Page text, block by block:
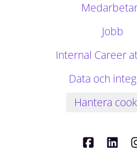
Jobb
Internal Career
Data och
Hantera